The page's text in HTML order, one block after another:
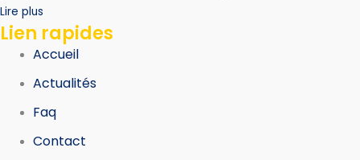
Lire plus
Lien rapides
Accueil
Actualités
Faq
Contact